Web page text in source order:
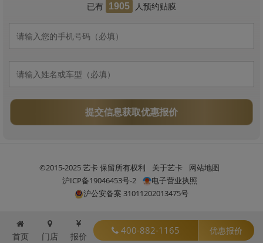
已有 1905 人预约贴膜
提交信息获取优惠报价
©2015-2025 艺卡 保留所有权利 关于艺卡
网站地图
沪ICP备19046453号-2
电子营业执照
沪公安备案 31011202013475号
首页 门店 报价
400-882-1165 优惠报价